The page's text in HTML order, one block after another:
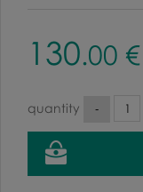
130.00 €
quantity